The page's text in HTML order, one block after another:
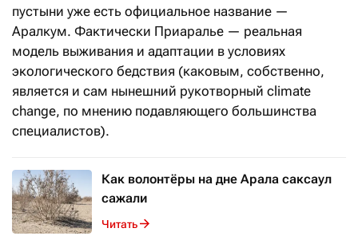
пустыни уже есть официальное название —
Аралкум. Фактически Приаралье — реальная
модель выживания и адаптации в условиях
экологического бедствия (каковым, собственно,
является и сам нынешний рукотворный climate
change, по мнению подавляющего большинства
специалистов).
Как волонтёры на дне Арала саксаул
сажали
Читать